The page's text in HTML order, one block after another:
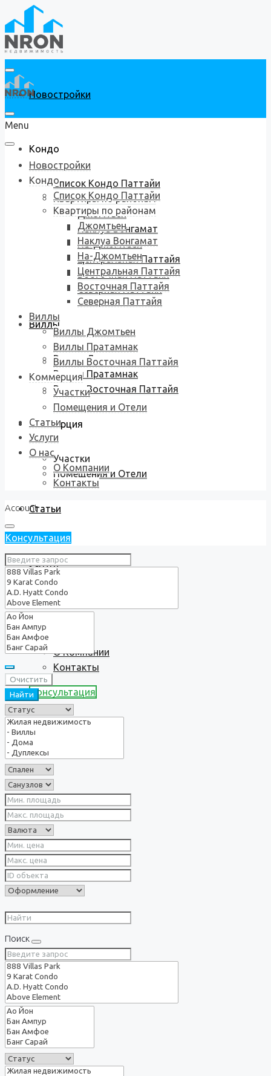
Новостройки
Кондо
Список Кондо Паттайи
Квартиры по районам
Джомтьен
Наклуа Вонгамат
На-Джомтьен
Центральная Паттайя
Восточная Паттайя
Северная Паттайя
Виллы
Виллы Джомтьен
Виллы Пратамнак
Виллы Восточная Паттайя
Коммерция
Участки
Помещения и Отели
Статьи
Услуги
О нас
О Компании
Контакты
Консультация
Menu
Новостройки
Кондо
Список Кондо Паттайи
Квартиры по районам
Джомтьен
Наклуа Вонгамат
На-Джомтьен
Центральная Паттайя
Восточная Паттайя
Северная Паттайя
Виллы
Виллы Джомтьен
Виллы Пратамнак
Виллы Восточная Паттайя
Коммерция
Участки
Помещения и Отели
Статьи
Услуги
О нас
О Компании
Контакты
Account
Консультация
Очистить
Найти
Поиск